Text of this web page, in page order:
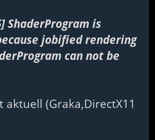
ShaderProgram is
jobified rendering
can not be
(Graka,DirectX11